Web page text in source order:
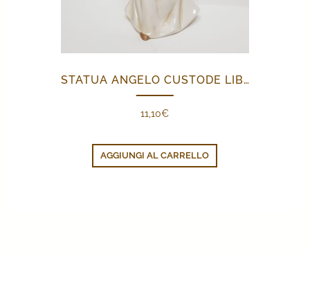
STATUA ANGELO CUSTODE LIBRO
11,10€
AGGIUNGI AL CARRELLO